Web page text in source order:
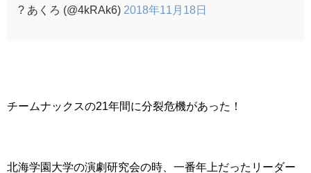
? あくろ (@4kRAk6) 2018年11月18日
チームナックスの21年間に分裂危機があった！
北海学園大学の演劇研究会の時、一番年上だったリーダー